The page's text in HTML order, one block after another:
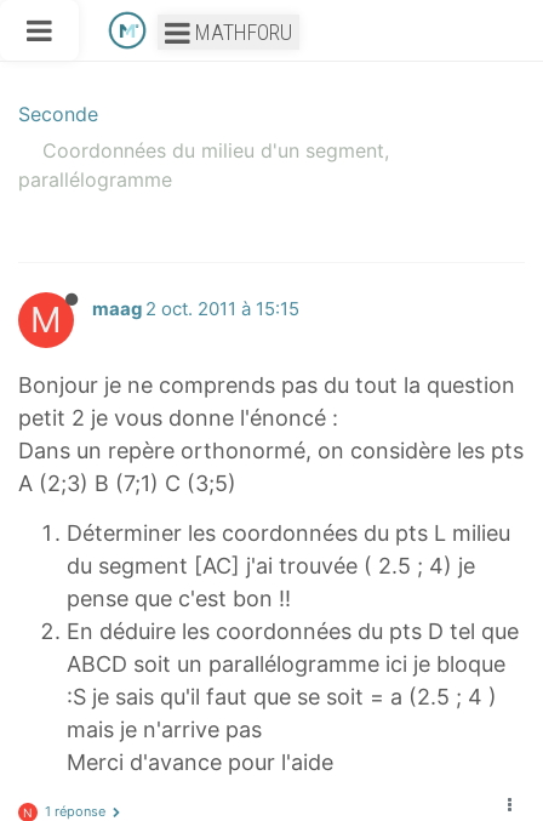
MATHFORU
Seconde
Coordonnées du milieu d'un segment,
parallélogramme
M maag 2 oct. 2011 à 15:15
Bonjour je ne comprends pas du tout la question
petit 2 je vous donne l'énoncé :
Dans un repère orthonormé, on considère les pts
A (2;3) B (7;1) C (3;5)
Déterminer les coordonnées du pts L milieu
du segment [AC] j'ai trouvée ( 2.5 ; 4) je
pense que c'est bon !!
En déduire les coordonnées du pts D tel que
ABCD soit un parallélogramme ici je bloque
:S je sais qu'il faut que se soit = a (2.5 ; 4 )
mais je n'arrive pas
Merci d'avance pour l'aide
N 1 réponse